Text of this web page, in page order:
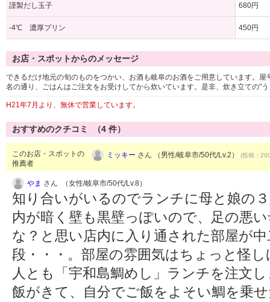
謹製だし玉子 680円
-4℃ 濃厚プリン 450円
お店・スポットからのメッセージ
できるだけ地元の旬のものをつかい、お酒も岐阜のお酒をご用意しています。
名の通り、ごはんはご注文をお受けしてから炊いています。是非、炊き立ての"
H21年7月より、無休で営業しています。
おすすめのクチコミ （4 件）
このお店・スポットの
推薦者
ミッキー さん （男性/岐阜市/50代/Lv.2） (投稿：
やま さん （女性/岐阜市/50代/Lv.8）
知り合いがいるのでランチに母と娘の
内が暗く壁も黒壁っぽいので、足の悪
な？と思い店内に入り通された部屋が
段・・・。部屋の雰囲気はちょっと怪
人とも「宇和島鯛めし」ランチを注文
飯がきて、自分でご飯をよそい鯛を乗